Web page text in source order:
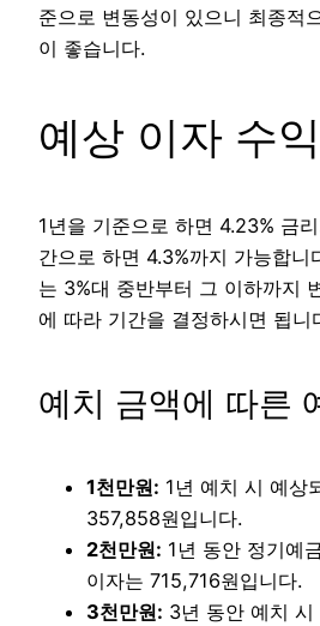
준으로 변동성이 있으니 최종적
이 좋습니다.
예상 이자 수익
1년을 기준으로 하면 4.23% 금
간으로 하면 4.3%까지 가능합니
는 3%대 중반부터 그 이하까지
에 따라 기간을 결정하시면 됩니
예치 금액에 따른
1천만원: 1년 예치 시 예상
357,858원입니다.
2천만원: 1년 동안 정기예
이자는 715,716원입니다.
3천만원: 3년 동안 예치